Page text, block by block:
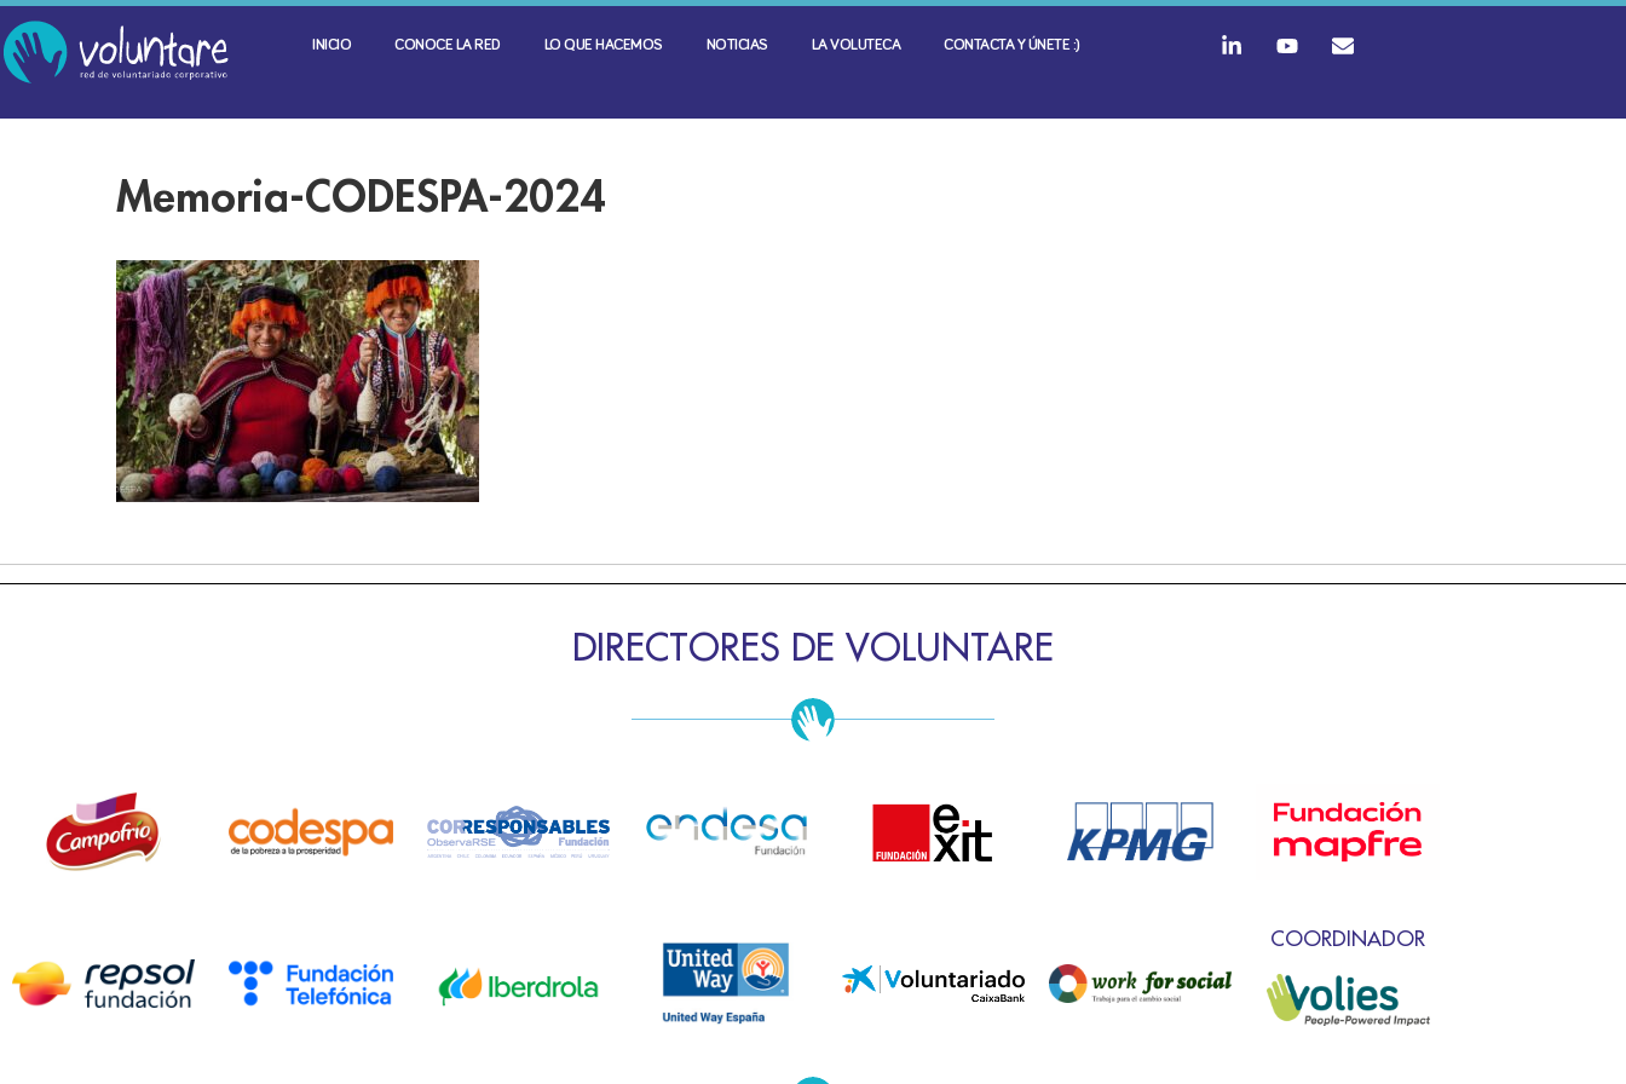
INICIO CONOCE LA RED LO QUE HACEMOS NOTICIAS LA VOLUTECA CONTACTA Y ÚNETE :)
Memoria-CODESPA-2024
DIRECTORES DE VOLUNTARE
COORDINADOR